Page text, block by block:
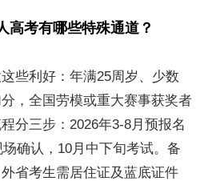
高考有哪些特殊通道？
些利好：年满25周岁、少数
，全国劳模或重大赛事获奖者
分三步：2026年3-8月预报名
确认，10月中下旬考试。备
省考生需居住证及蓝底证件